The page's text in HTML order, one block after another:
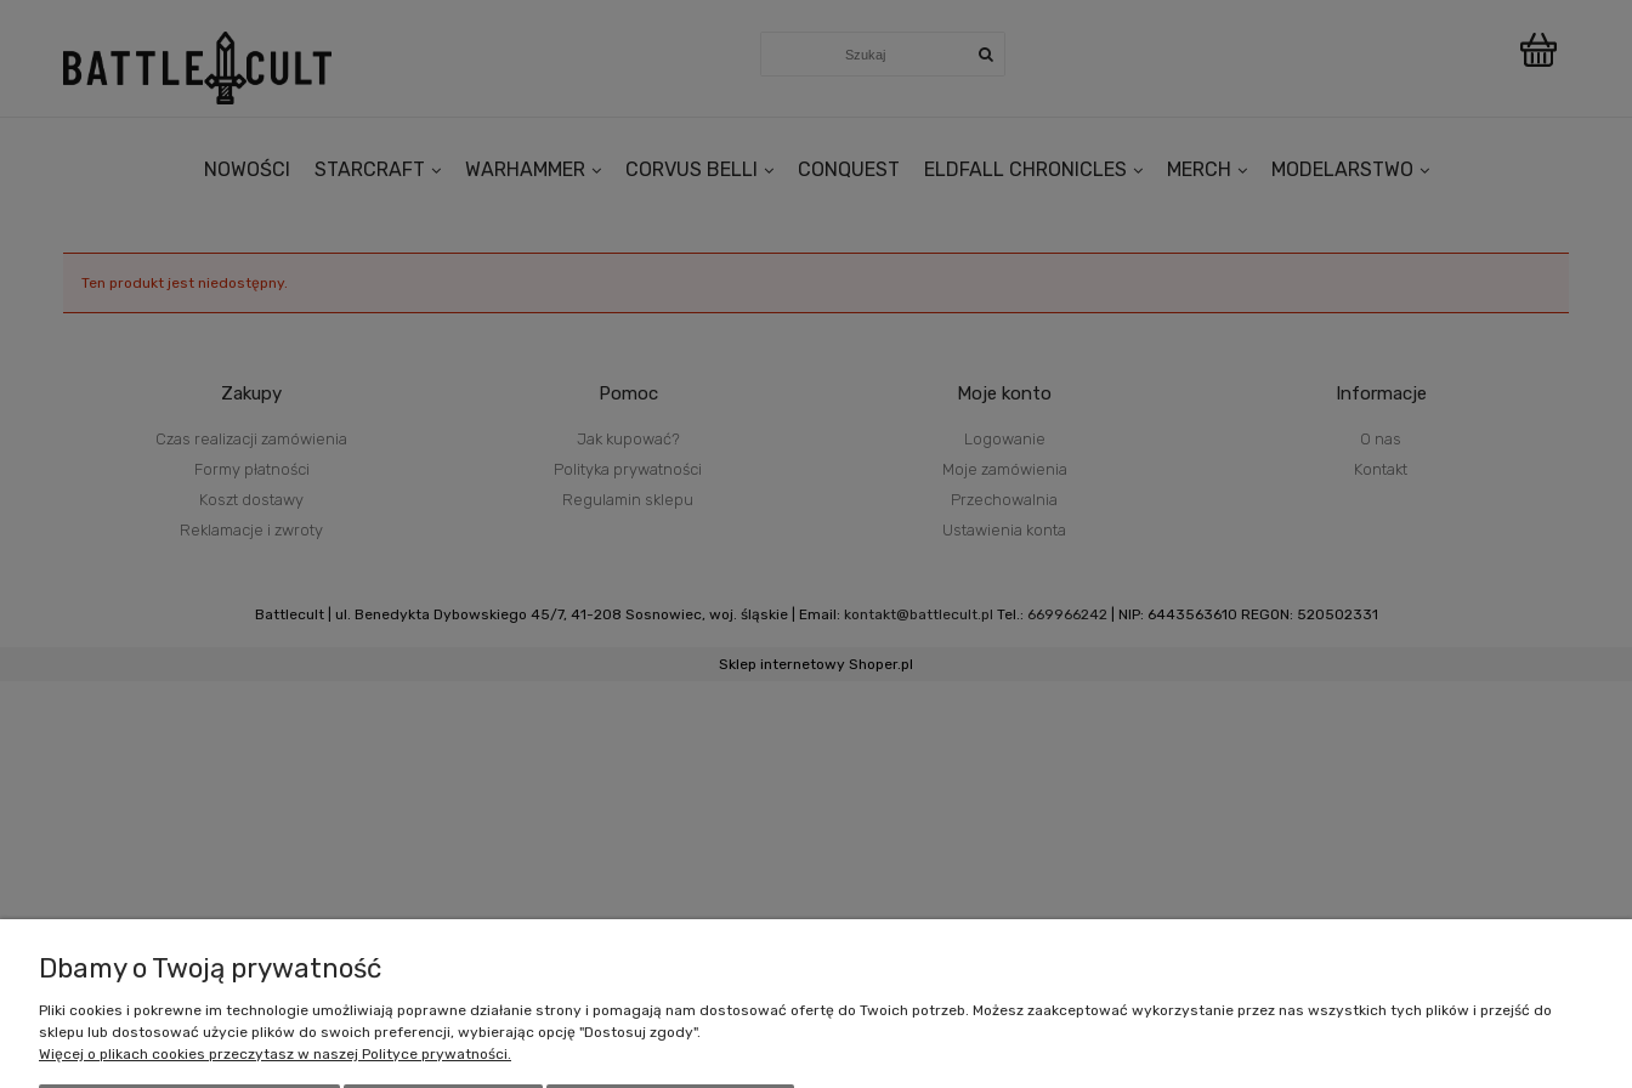
NOWOŚCI STARCRAFT WARHAMMER CORVUS BELLI CONQUEST ELDFALL CHRONICLES MERCH MODELARSTWO
Ten produkt jest niedostępny.
Zakupy
Czas realizacji zamówienia
Formy płatności
Koszt dostawy
Reklamacje i zwroty
Pomoc
Jak kupować?
Polityka prywatności
Regulamin sklepu
Moje konto
Logowanie
Moje zamówienia
Przechowalnia
Ustawienia konta
Informacje
O nas
Kontakt
Battlecult | ul. Benedykta Dybowskiego 45/7, 41-208 Sosnowiec, woj. śląskie | Email: kontakt@battlecult.pl Tel.: 669966242 | NIP: 6443563610 REGON: 520502331
Sklep internetowy Shoper.pl
Dbamy o Twoją prywatność
Pliki cookies i pokrewne im technologie umożliwiają poprawne działanie strony i pomagają nam dostosować ofertę do Twoich potrzeb. Możesz zaakceptować wykorzystanie przez nas wszystkich tych plików i przejść do
sklepu lub dostosować użycie plików do swoich preferencji, wybierając opcję "Dostosuj zgody".
Więcej o plikach cookies przeczytasz w naszej Polityce prywatności.